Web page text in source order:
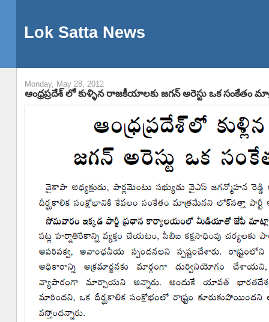
Lok Satta News
Monday, May 28, 2012
ఆంధ్రప్రదేశ్ లో కుళ్ళిన రాజకీయాలకు జగన్ అరెస్టు ఒక సంకేతం